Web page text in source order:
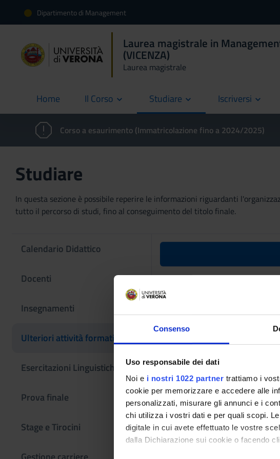
Consenso
Uso responsabile dei dati
Noi e i nostri 1022 partner trattiamo i
cookie per memorizzare e accedere alle
personalizzati, misurare gli annunci e i
chi utilizza i vostri dati e per quali scopi.
digitale in cui avete effettuato le vostre
dalla Dichiarazione sui cookie o facendo
Dipartimento di Management
Laurea magistrale in
(VICENZA)
Laurea magistrale
Home
current Il Corso Studiare Iscriversi
Corso a esaurimento (Immatricolazione fino a 2024/2025)
Studiare
In questa sezione è possibile reperire le informazioni riguardanti
tutto il percorso di studi, fino al conseguimento del titolo finale.
Calendario Didattico
Docenti
Insegnamenti
Ulteriori attività formative
Esercitazioni Linguistiche CLA
Prova finale
Stage e Tirocini
Laboratorio di
Codice insegnamento
4S011376
L'insegnamento è mutuato
imprese e mercati internazionali